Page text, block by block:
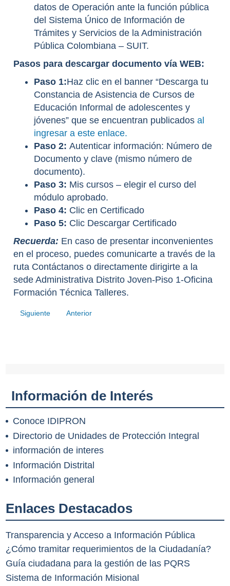
datos de Operación ante la función pública
del Sistema Único de Información de
Trámites y Servicios de la Administración
Pública Colombiana – SUIT.
Pasos para descargar documento vía WEB:
Paso 1:Haz clic en el banner “Descarga tu
Constancia de Asistencia de Cursos de
Educación Informal de adolescentes y
jóvenes” que se encuentran publicadosal
ingresar a este enlace.
Paso 2:Autenticar información: Número de
Documento y clave (mismo número de
documento).
Paso 3: Mis cursos – elegir el curso del
módulo aprobado.
Paso 4: Clic en Certificado
Paso 5: Clic Descargar Certificado
Recuerda: En caso de presentar inconvenientes
en el proceso, puedes comunicarte a través de la
ruta Contáctanos o directamente dirigirte a la
sede Administrativa Distrito Joven-Piso 1-Oficina
Formación Técnica Talleres.
Siguiente Anterior
Información de Interés
Conoce IDIPRON
Directorio de Unidades de Protección Integral
información de interes
Información Distrital
Información general
Enlaces Destacados
Transparencia y Acceso a Información Pública
¿Cómo tramitar requerimientos de la Ciudadanía?
Guía ciudadana para la gestión de las PQRS
Sistema de Información Misional